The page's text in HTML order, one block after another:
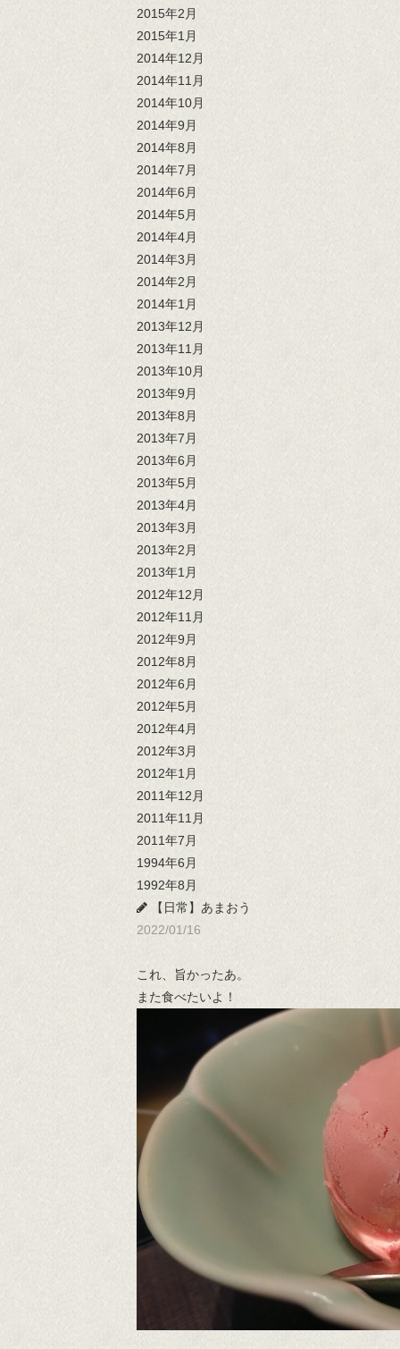
2015年2月
2015年1月
2014年12月
2014年11月
2014年10月
2014年9月
2014年8月
2014年7月
2014年6月
2014年5月
2014年4月
2014年3月
2014年2月
2014年1月
2013年12月
2013年11月
2013年10月
2013年9月
2013年8月
2013年7月
2013年6月
2013年5月
2013年4月
2013年3月
2013年2月
2013年1月
2012年12月
2012年11月
2012年9月
2012年8月
2012年6月
2012年5月
2012年4月
2012年3月
2012年1月
2011年12月
2011年11月
2011年7月
1994年6月
1992年8月
【日常】あまおう
2022/01/16
これ、旨かったあ。
また食べたいよ！